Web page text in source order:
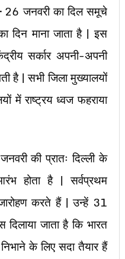
26 जनवरी का दिल समूचे
दिन माना जाता है | इस
सर्कार अपनी-अपनी
है | सभी जिला मुख्यालयों
में राष्ट्रय ध्वज फहराया
की प्रातः दिल्ली के
होता है | सर्वप्रथम
करते हैं | उन्हें 31
दिलाया जाता है कि भारत
के लिए सदा तैयार हैं